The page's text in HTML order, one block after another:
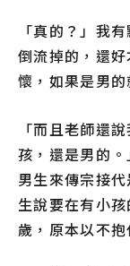
「真的？」我
倒流掉的，還
懷，如果是男的
「而且老師還
孩，還是男的
男生來傳宗接
生說要在有小
歲，原本以不抱